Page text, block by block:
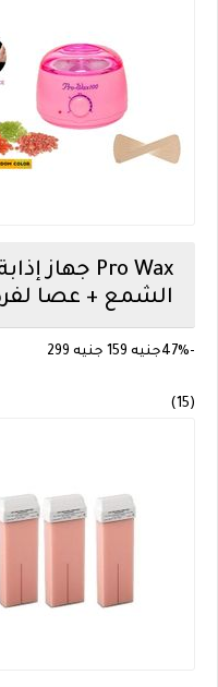
Pro Wax جهاز
الشمع + عصا
-47% جنيه 159 جنيه 299
(15)